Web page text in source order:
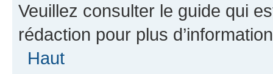
Veuillez consulter le guide qui
rédaction pour plus
Haut